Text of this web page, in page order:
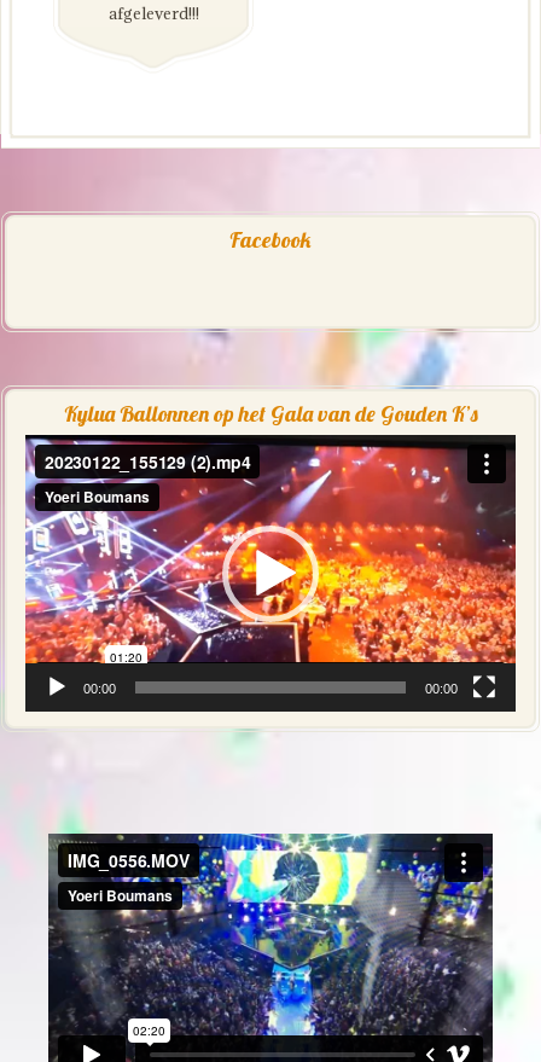
afgeleverd!!!
Facebook
Kylua Ballonnen op het Gala van de Gouden K’s
Videospeler
00:00 00:00